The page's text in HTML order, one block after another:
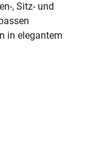
, Sitz- und
in elegantem